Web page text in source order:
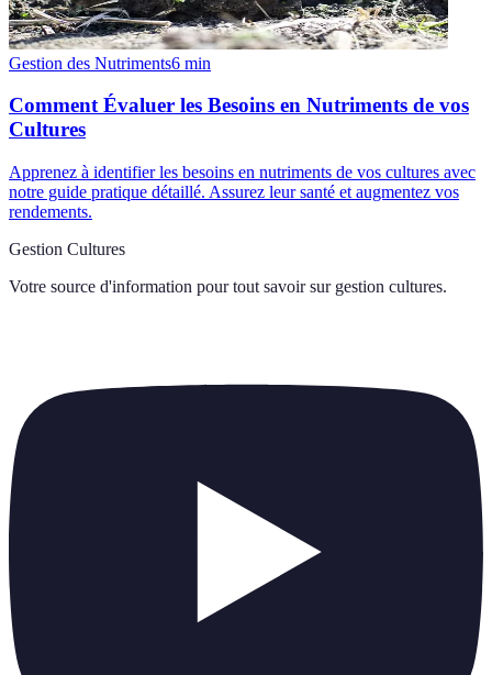
Gestion des Nutriments6 min
Comment Évaluer les Besoins en Nutriments de vos
Cultures
Apprenez à identifier les besoins en nutriments de vos cultures avec
notre guide pratique détaillé. Assurez leur santé et augmentez vos
rendements.
Gestion Cultures
Votre source d'information pour tout savoir sur gestion cultures.